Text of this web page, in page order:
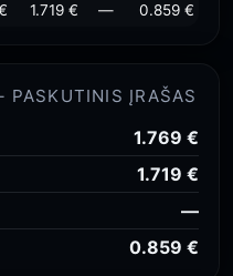
1.719 € — 0.859 €
PASKUTINIS ĮRAŠAS
1.769 €
1.719 €
—
0.859 €